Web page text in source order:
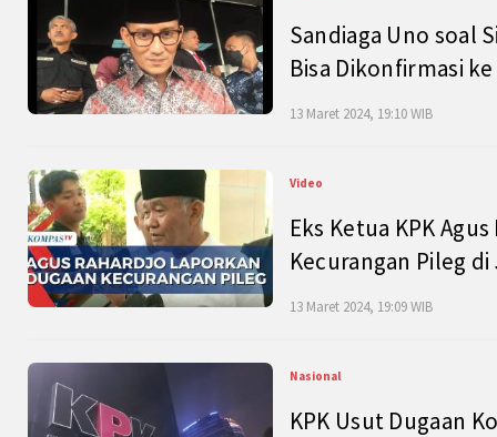
Sandiaga Uno soal
Bisa Dikonfirmasi
13 Maret 2024, 19:10 WIB
Video
Eks Ketua KPK
Kecurangan Pileg
13 Maret 2024, 19:09 WIB
Nasional
KPK Usut Dugaan